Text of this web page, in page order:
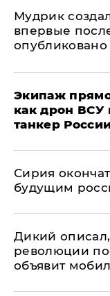
Мудрик
впервые
опубликовано
Экипаж
как дрон ВСУ
танкер
Сирия
будущим
Дикий
революции
объявит